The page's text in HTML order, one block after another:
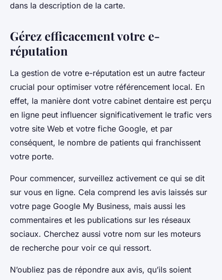
dans la description de la carte.
Gérez efficacement votre e-
réputation
La gestion de votre e-réputation est un autre facteur
crucial pour optimiser votre référencement local. En
effet, la manière dont votre cabinet dentaire est perçu
en ligne peut influencer significativement le trafic vers
votre site Web et votre fiche Google, et par
conséquent, le nombre de patients qui franchissent
votre porte.
Pour commencer, surveillez activement ce qui se dit
sur vous en ligne. Cela comprend les avis laissés sur
votre page Google My Business, mais aussi les
commentaires et les publications sur les réseaux
sociaux. Cherchez aussi votre nom sur les moteurs
de recherche pour voir ce qui ressort.
N’oubliez pas de répondre aux avis, qu’ils soient